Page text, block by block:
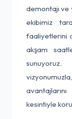
demontajı ve
ekibimiz
faaliyetlerini
akşam
kesintiyle